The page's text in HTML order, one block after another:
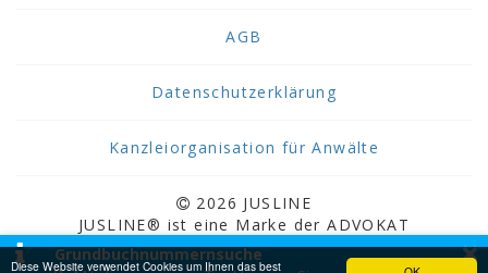
Diese Website verwendet Cookies um Ihnen das best
AGB
Datenschutzerklärung
Kanzleiorganisation für Anwälte
2026 JUSLINE
JUSLINE® ist eine Marke der ADVOKAT
Unternehmensberatung Greiter & Greiter GmbH.
×
Grundbuchnummernsuche